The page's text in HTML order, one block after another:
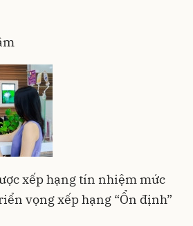
xếp hạng tín nhiệm mức
vọng xếp hạng “Ổn định”